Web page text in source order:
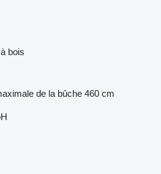
bois
de la bûche 460 cm